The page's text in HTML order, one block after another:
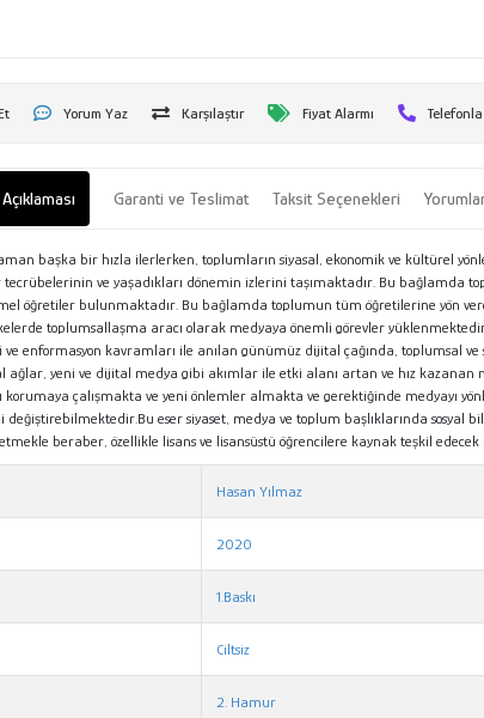
Yorum Yaz Karşılaştır Fiyat Alarmı
Garanti ve Teslimat Taksit Seçenekleri
başka bir hızla ilerlerken, toplumların siyasal, ekonomik ve kültürel
ve yaşadıkları dönemin izlerini taşımaktadır. Bu bağlamda
öğretiler bulunmaktadır. Bu bağlamda toplumun tüm öğretilerine yön
toplumsallaşma aracı olarak medyaya önemli görevler
enformasyon kavramları ile anılan günümüz dijital çağında, toplumsal
ağlar, yeni ve dijital medya gibi akımlar ile etki alanı artan ve hız
çalışmakta ve yeni önlemler almakta ve gerektiğinde medyayı
eser siyaset, medya ve toplum başlıklarında
beraber, özellikle lisans ve lisansüstü öğrencilere kaynak teşkil
Hasan Yılmaz
2020
1.Baskı
Ciltsiz
2. Hamur